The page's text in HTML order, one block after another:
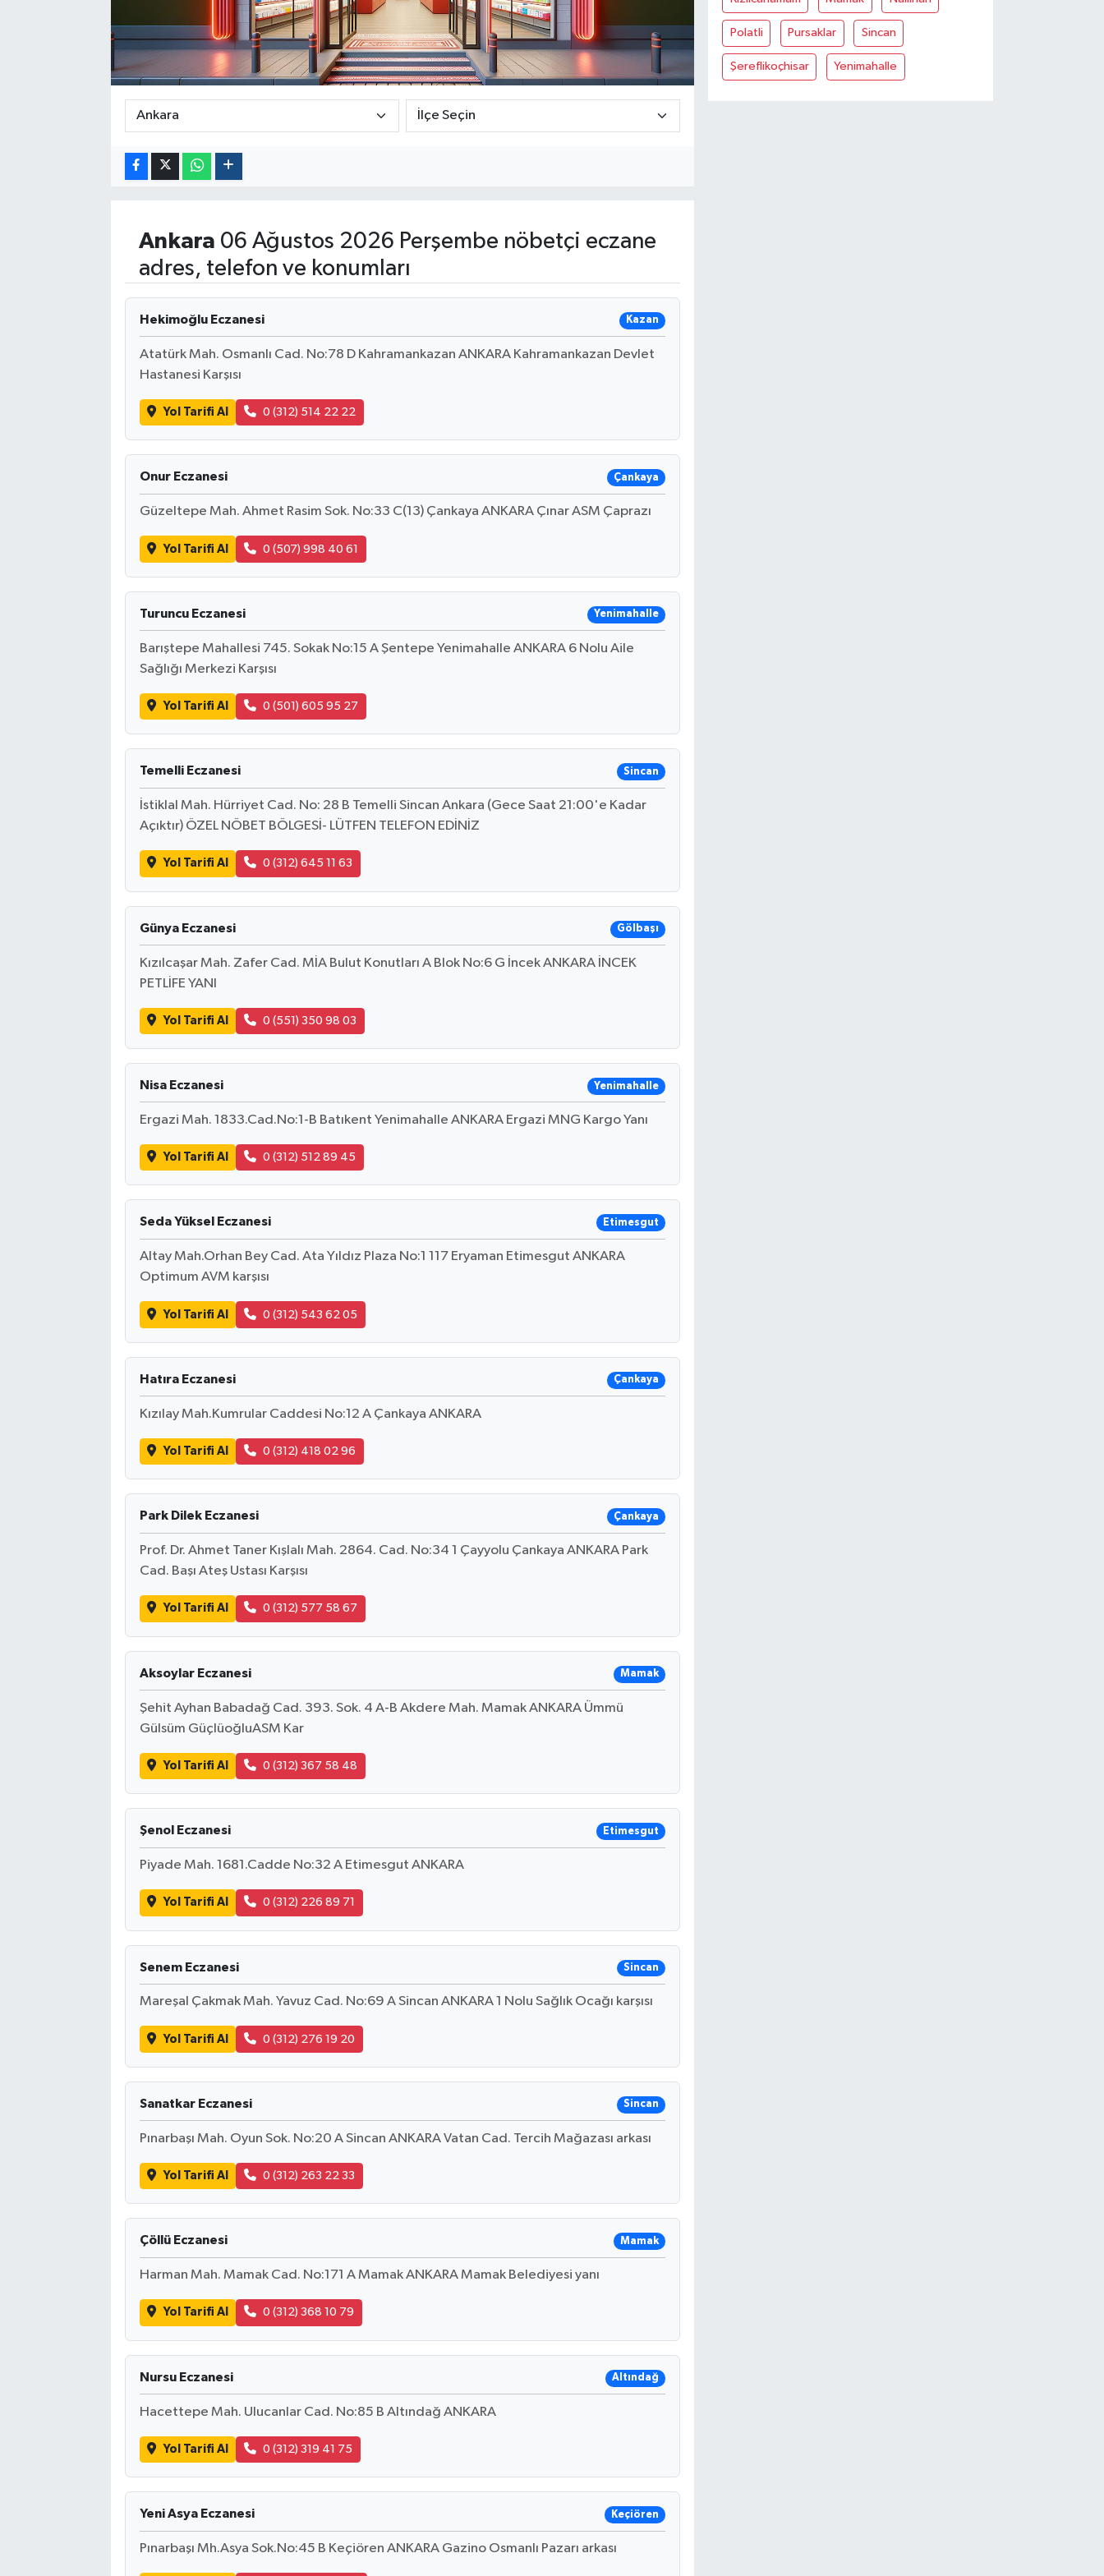
Ankara 06 Ağustos 2026 Perşembe nöbetçi eczane
adres, telefon ve konumları
Hekimoğlu Eczanesi Kazan
Atatürk Mah. Osmanlı Cad. No:78 D Kahramankazan ANKARA Kahramankazan Devlet
Hastanesi Karşısı
Yol Tarifi Al 0 (312) 514 22 22
Onur Eczanesi Çankaya
Güzeltepe Mah. Ahmet Rasim Sok. No:33 C(13) Çankaya ANKARA Çınar ASM Çaprazı
Yol Tarifi Al 0 (507) 998 40 61
Turuncu Eczanesi Yenimahalle
Barıştepe Mahallesi 745. Sokak No:15 A Şentepe Yenimahalle ANKARA 6 Nolu Aile
Sağlığı Merkezi Karşısı
Yol Tarifi Al 0 (501) 605 95 27
Temelli Eczanesi Sincan
İstiklal Mah. Hürriyet Cad. No: 28 B Temelli Sincan Ankara (Gece Saat 21:00'e Kadar
Açıktır) ÖZEL NÖBET BÖLGESİ- LÜTFEN TELEFON EDİNİZ
Yol Tarifi Al 0 (312) 645 11 63
Günya Eczanesi Gölbaşı
Kızılcaşar Mah. Zafer Cad. MİA Bulut Konutları A Blok No:6 G İncek ANKARA İNCEK
PETLİFE YANI
Yol Tarifi Al 0 (551) 350 98 03
Nisa Eczanesi Yenimahalle
Ergazi Mah. 1833.Cad.No:1-B Batıkent Yenimahalle ANKARA Ergazi MNG Kargo Yanı
Yol Tarifi Al 0 (312) 512 89 45
Seda Yüksel Eczanesi Etimesgut
Altay Mah.Orhan Bey Cad. Ata Yıldız Plaza No:1 117 Eryaman Etimesgut ANKARA
Optimum AVM karşısı
Yol Tarifi Al 0 (312) 543 62 05
Hatıra Eczanesi Çankaya
Kızılay Mah.Kumrular Caddesi No:12 A Çankaya ANKARA
Yol Tarifi Al 0 (312) 418 02 96
Park Dilek Eczanesi Çankaya
Prof. Dr. Ahmet Taner Kışlalı Mah. 2864. Cad. No:34 1 Çayyolu Çankaya ANKARA Park
Cad. Başı Ateş Ustası Karşısı
Yol Tarifi Al 0 (312) 577 58 67
Aksoylar Eczanesi Mamak
Şehit Ayhan Babadağ Cad. 393. Sok. 4 A-B Akdere Mah. Mamak ANKARA Ümmü
Gülsüm GüçlüoğluASM Kar
Yol Tarifi Al 0 (312) 367 58 48
Şenol Eczanesi Etimesgut
Piyade Mah. 1681.Cadde No:32 A Etimesgut ANKARA
Yol Tarifi Al 0 (312) 226 89 71
Senem Eczanesi Sincan
Mareşal Çakmak Mah. Yavuz Cad. No:69 A Sincan ANKARA 1 Nolu Sağlık Ocağı karşısı
Yol Tarifi Al 0 (312) 276 19 20
Sanatkar Eczanesi Sincan
Pınarbaşı Mah. Oyun Sok. No:20 A Sincan ANKARA Vatan Cad. Tercih Mağazası arkası
Yol Tarifi Al 0 (312) 263 22 33
Çöllü Eczanesi Mamak
Harman Mah. Mamak Cad. No:171 A Mamak ANKARA Mamak Belediyesi yanı
Yol Tarifi Al 0 (312) 368 10 79
Nursu Eczanesi Altındağ
Hacettepe Mah. Ulucanlar Cad. No:85 B Altındağ ANKARA
Yol Tarifi Al 0 (312) 319 41 75
Yeni Asya Eczanesi Keçiören
Pınarbaşı Mh.Asya Sok.No:45 B Keçiören ANKARA Gazino Osmanlı Pazarı arkası
Polatli Pursaklar Sincan
Şereflikoçhisar Yenimahalle
2024 Seçim Sonuçları